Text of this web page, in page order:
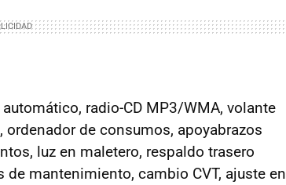
radio-CD MP3/WMA, volante
de consumos, apoyabrazos
luz en maletero, respaldo trasero
de mantenimiento, cambio CVT, ajuste en